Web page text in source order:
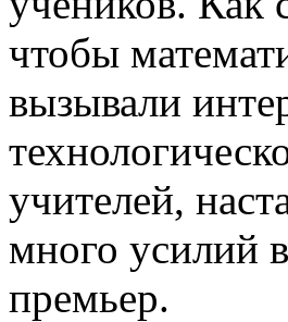
чтобы
вызывали
учителей,
много усилий
премьер.